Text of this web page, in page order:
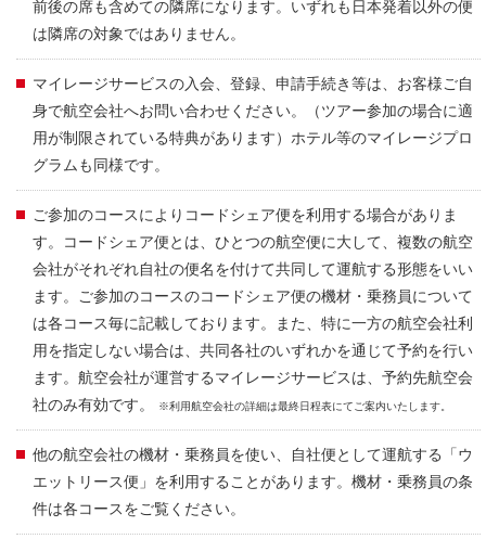
前後の席も含めての隣席になります。いずれも日本発着以外の便
は隣席の対象ではありません。
マイレージサービスの入会、登録、申請手続き等は、お客様ご自
身で航空会社へお問い合わせください。（ツアー参加の場合に適
用が制限されている特典があります）ホテル等のマイレージプロ
グラムも同様です。
ご参加のコースによりコードシェア便を利用する場合がありま
す。コードシェア便とは、ひとつの航空便に大して、複数の航空
会社がそれぞれ自社の便名を付けて共同して運航する形態をいい
ます。ご参加のコースのコードシェア便の機材・乗務員について
は各コース毎に記載しております。また、特に一方の航空会社利
用を指定しない場合は、共同各社のいずれかを通じて予約を行い
ます。航空会社が運営するマイレージサービスは、予約先航空会
社のみ有効です。
※利用航空会社の詳細は最終日程表にてご案内いたします。
他の航空会社の機材・乗務員を使い、自社便として運航する「ウ
エットリース便」を利用することがあります。機材・乗務員の条
件は各コースをご覧ください。